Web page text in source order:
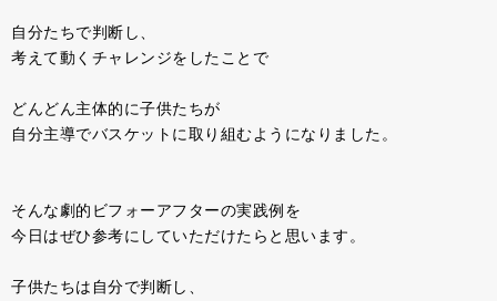
自分たちで判断し、
考えて動くチャレンジをしたことで
どんどん主体的に子供たちが
自分主導でバスケットに取り組むようになりました。
そんな劇的ビフォーアフターの実践例を
今日はぜひ参考にしていただけたらと思います。
子供たちは自分で判断し、